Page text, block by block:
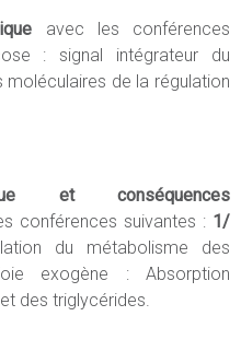
avec les conférences
: signal intégrateur du
moléculaires de la régulation
et conséquences
conférences suivantes : 1/
du métabolisme des
exogène :
Absorption
des triglycérides.